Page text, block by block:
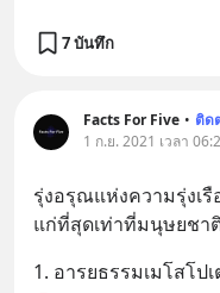
7 บันทึก
Facts For Five • ติด
1 ก.ย. 2021 เวลา
รุ่งอรุณแห่งความรุ่งเรื
แก่ที่สุดเท่าที่มนุษยชา
1. อารยธรรมเมโสโปเ